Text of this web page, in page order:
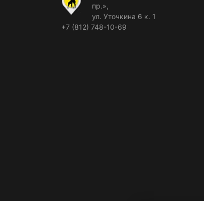
пр.»,
ул. Уточкина 6 к. 1
+7 (812) 748-10-69